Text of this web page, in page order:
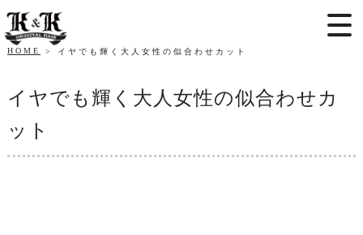
HOME イヤでも輝く大人女性の似合わせカット
イヤでも輝く大人女性の似合わせカ
ット